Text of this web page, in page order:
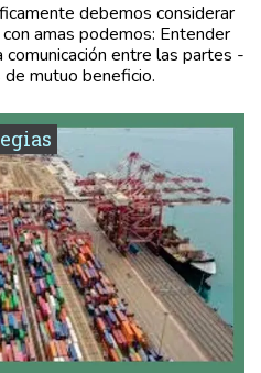
debemos considerar
amas podemos: Entender
entre las partes -
mutuo beneficio.